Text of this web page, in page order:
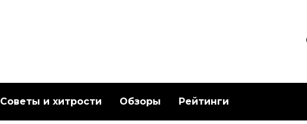
Советы и хитрости Обзоры Рейтинги